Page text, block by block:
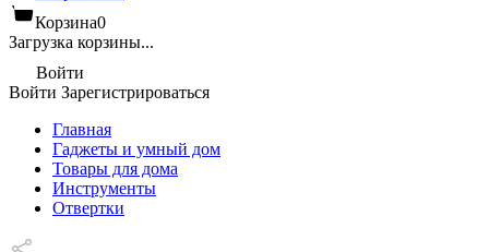
Корзина0
Загрузка корзины...
Войти
Войти Зарегистрироваться
Главная
Гаджеты и умный дом
Товары для дома
Инструменты
Отвертки